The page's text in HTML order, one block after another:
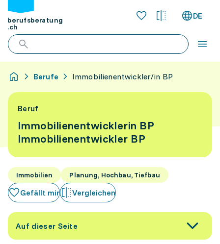
berufsberatung
.ch
DE
Berufe Immobilienentwickler/in BP
Beruf
Immobilienentwicklerin BP
Immobilienentwickler BP
Immobilien Planung, Hochbau, Tiefbau
Gefällt mir Vergleichen
Auf dieser Seite